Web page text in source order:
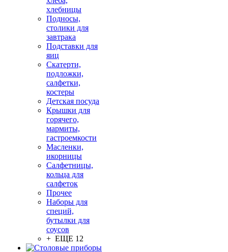
хлебницы
Подносы,
столики для
завтрака
Подставки для
яиц
Скатерти,
подложки,
салфетки,
костеры
Детская посуда
Крышки для
горячего,
мармиты,
гастроемкости
Масленки,
икорницы
Салфетницы,
кольца для
салфеток
Прочее
Наборы для
специй,
бутылки для
соусов
+ ЕЩЕ 12